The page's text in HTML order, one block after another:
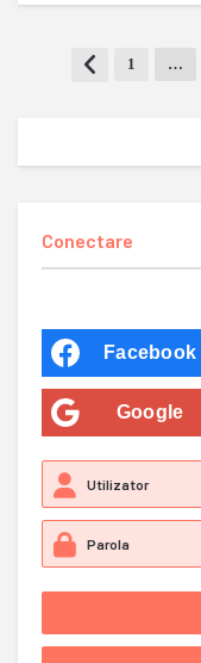
1 …
Conectare
Facebook
Google